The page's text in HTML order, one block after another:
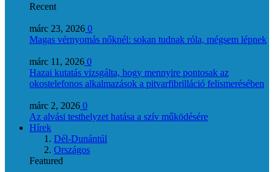
Recent
márc 23, 2026 0
Magas vérnyomás nőknél: sokan tudnak róla, mégsem lépnek
márc 11, 2026 0
Hazai kutatás vizsgálta, hogy mennyire pontosak az
okostelefonos alkalmazások a pitvarfibrilláció felismerésében
márc 2, 2026 0
Az alvási testhelyzet hatása a szív működésére
Hírek
Dél-Dunántúl
Országos
Featured